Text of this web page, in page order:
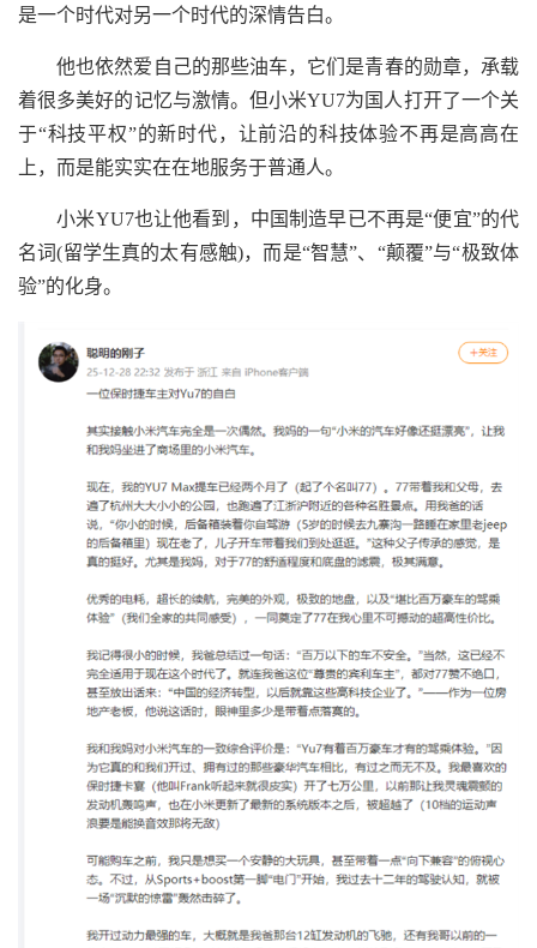
是一个时代对另一个时代的深情告白。
他也依然爱自己的那些油车，它们是青春的勋章，承载
着很多美好的记忆与激情。但小米YU7为国人打开了一个关
于“科技平权”的新时代，让前沿的科技体验不再是高高在
上，而是能实实在在地服务于普通人。
小米YU7也让他看到，中国制造早已不再是“便宜”的代
名词(留学生真的太有感触)，而是“智慧”、“颠覆”与“极致体
验”的化身。